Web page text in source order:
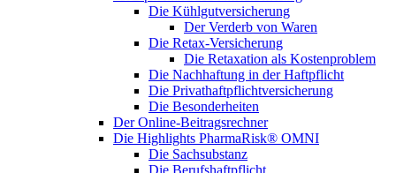
Die Kühlgutversicherung
Der Verderb von Waren
Die Retax-Versicherung
Die Retaxation als Kostenproblem
Die Nachhaftung in der Haftpflicht
Die Privathaftpflichtversicherung
Die Besonderheiten
Der Online-Beitragsrechner
Die Highlights PharmaRisk® OMNI
Die Sachsubstanz
Die Berufshaftpflicht